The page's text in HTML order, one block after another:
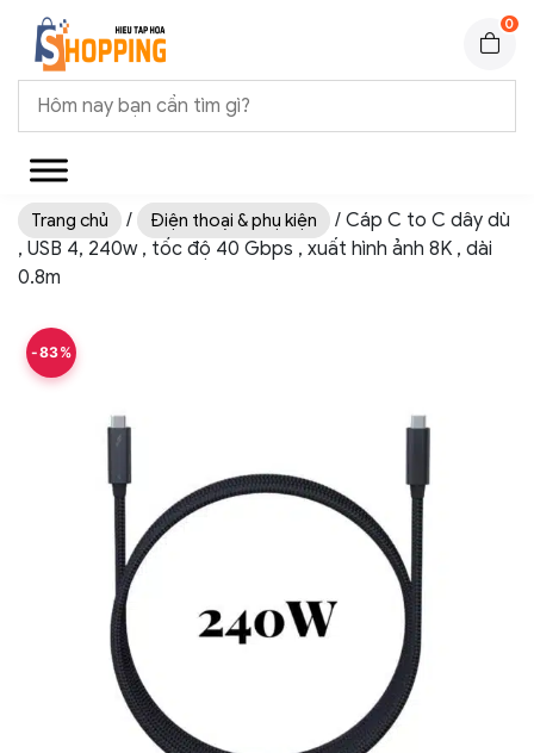
0
Trang chủ / Điện thoại & phụ kiện
/ Cáp C to C dây dù
, USB 4, 240w , tốc độ 40 Gbps , xuất hình ảnh 8K , dài
0.8m
-83%